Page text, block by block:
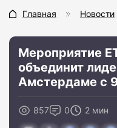
Главная Новости
Мероприятие
объединит
Амстердаме с
857 0 2 мин